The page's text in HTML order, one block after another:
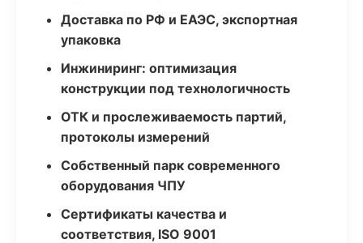
Доставка по РФ и ЕАЭС, экспортная
упаковка
Инжиниринг: оптимизация
конструкции под технологичность
ОТК и прослеживаемость партий,
протоколы измерений
Собственный парк современного
оборудования ЧПУ
Сертификаты качества и
соответствия, ISO 9001